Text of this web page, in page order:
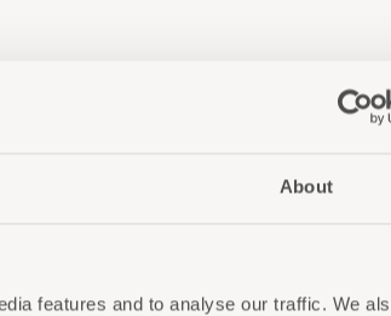
About
features and to analyse our traffic. We